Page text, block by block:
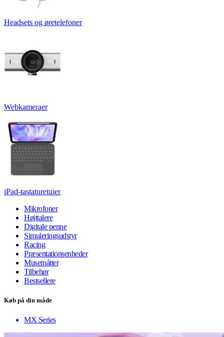
Headsets og øretelefoner
Webkameraer
iPad-tastaturetuier
Mikrofoner
Højttalere
Digitale penne
Simuleringsudstyr
Racing
Præsentationsenheder
Musemåtter
Tilbehør
Bestsellere
Køb på din måde
MX Series